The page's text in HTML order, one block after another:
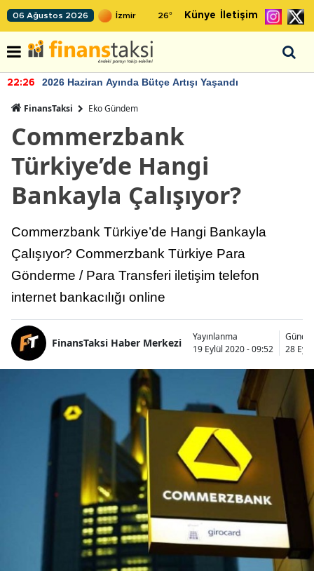
06 Ağustos 2026 26° Künye İletişim
22:26 2026 Haziran Ayında Bütçe Artışı Yaşandı
FinansTaksi Eko Gündem
Commerzbank
Türkiye’de Hangi
Bankayla Çalışıyor?
Commerzbank Türkiye’de Hangi Bankayla
Çalışıyor? Commerzbank Türkiye Para
Gönderme / Para Transferi iletişim telefon
internet bankacılığı online
FinansTaksi Haber Merkezi
Yayınlanma
19 Eylül 2020 - 09:52
28